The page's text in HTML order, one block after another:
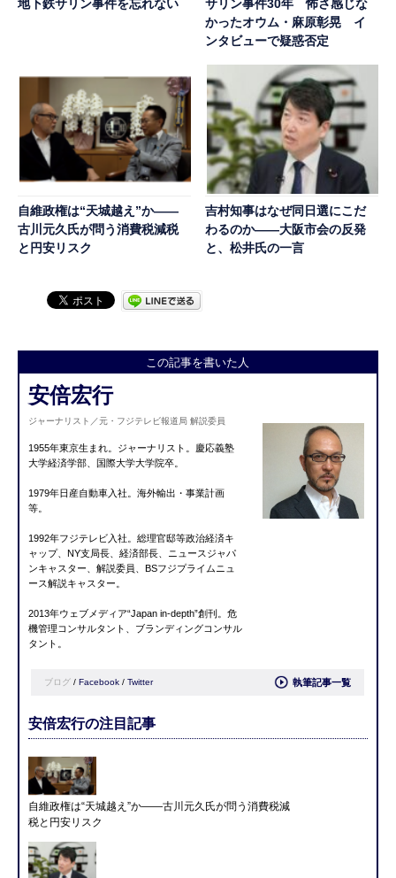
地下鉄サリン事件を忘れない
サリン事件30年 怖さ感じな
かったオウム・麻原彰晃 イ
ンタビューで疑惑否定
自維政権は“天城越え”か――
古川元久氏が問う消費税減税
と円安リスク
吉村知事はなぜ同日選にこだ
わるのか――大阪市会の反発
と、松井氏の一言
この記事を書いた人
安倍宏行
ジャーナリスト／元・フジテレビ報道局 解説委員
1955年東京生まれ。ジャーナリスト。慶応義塾
大学経済学部、国際大学大学院卒。
1979年日産自動車入社。海外輸出・事業計画
等。
1992年フジテレビ入社。総理官邸等政治経済キ
ャップ、NY支局長、経済部長、ニュースジャパ
ンキャスター、解説委員、BSフジプライムニュ
ース解説キャスター。
2013年ウェブメディア“Japan in-depth”創刊。危
機管理コンサルタント、ブランディングコンサル
タント。
ブログ /Facebook /Twitter 執筆記事一覧
安倍宏行の注目記事
自維政権は“天城越え”か――古川元久氏が問う消費税減
税と円安リスク